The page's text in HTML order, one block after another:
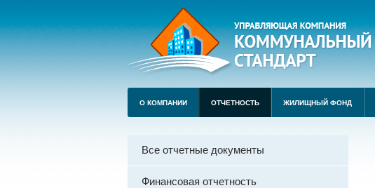
О КОМПАНИИ ОТЧЕТНОСТЬ ЖИЛИЩНЫЙ ФОНД
Все отчетные документы
Финансовая отчетность